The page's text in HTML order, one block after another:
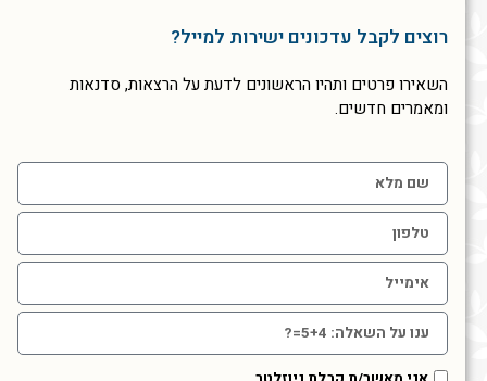
רוצים לקבל עדכונים ישירות למייל?
השאירו פרטים ותהיו הראשונים לדעת על הרצאות, סדנאות
ומאמרים חדשים.